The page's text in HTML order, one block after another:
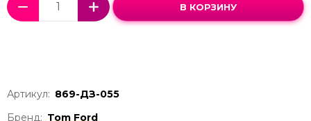
В КОРЗИНУ
Артикул: 869-ДЗ-055
Бренд: Tom Ford